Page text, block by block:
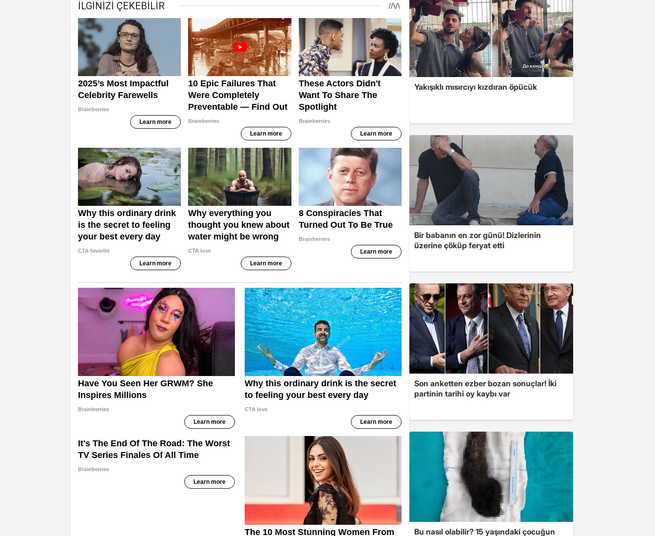
Yakışıklı mısırcıyı kızdıran öpücük
Bir babanın en zor günü! Dizlerinin
üzerine çöküp feryat etti
Son anketten ezber bozan sonuçlar! İki
partinin tarihi oy kaybı var
Bu nasıl olabilir? 15 yaşındaki çocuğun